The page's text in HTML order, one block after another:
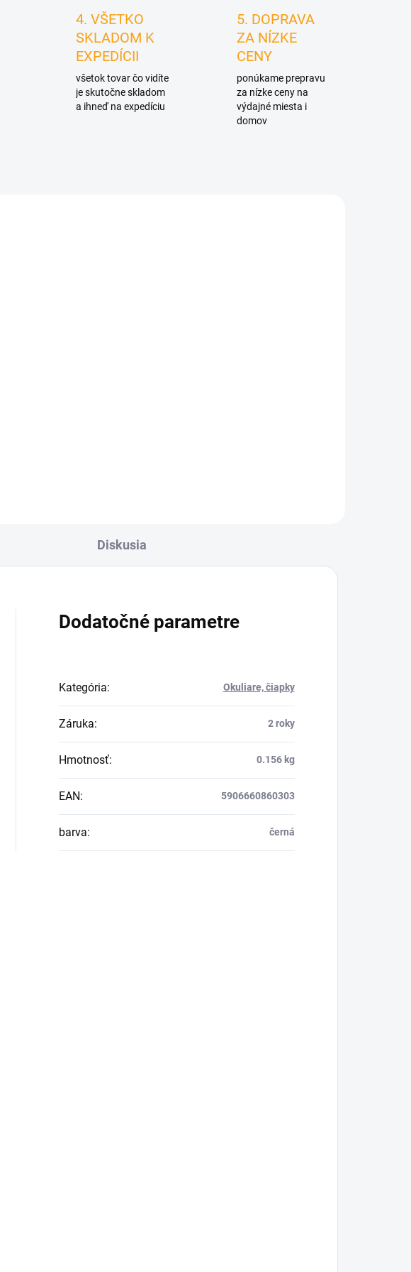
4. VŠETKO
SKLADOM K
EXPEDÍCII
všetok tovar čo vidíte
je skutočne skladom
a ihneď na expedíciu
5. DOPRAVA
ZA NÍZKE
CENY
ponúkame prepravu
za nízke ceny na
výdajné miesta i
domov
Diskusia
Dodatočné parametre
Kategória: Okuliare, čiapky
Záruka: 2 roky
Hmotnosť: 0.156 kg
EAN: 5906660860303
barva: černá